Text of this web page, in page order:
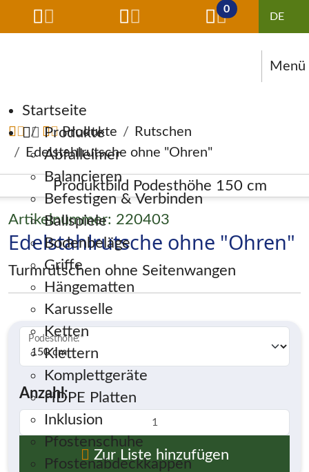
0
Menü
Navigation überspringen
Startseite
Produkte
Abfalleimer
Balancieren
Befestigen & Verbinden
Ballspiele
Bodenbeläge
Griffe
Hängematten
Karusselle
Ketten
Klettern
Komplettgeräte
HDPE Platten
Inklusion
Pfostenschuhe
Pfostenabdeckkappen
Produkte
Rutschen
Edelstahlrutsche ohne "Ohren"
Artikelnummer: 220403
Edelstahlrutsche ohne "Ohren"
Turmrutschen ohne Seitenwangen
Podesthöhe:*
Anzahl:
Zur Liste hinzufügen